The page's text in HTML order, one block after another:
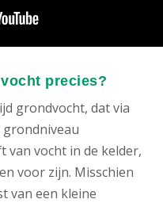
precies?
grondvocht, dat via
van vocht in de kelder,
voor zijn. Misschien
van een kleine